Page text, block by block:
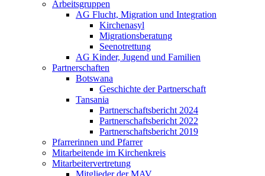
Arbeitsgruppen
AG Flucht, Migration und Integration
Kirchenasyl
Migrationsberatung
Seenotrettung
AG Kinder, Jugend und Familien
Partnerschaften
Botswana
Geschichte der Partnerschaft
Tansania
Partnerschaftsbericht 2024
Partnerschaftsbericht 2022
Partnerschaftsbericht 2019
Pfarrerinnen und Pfarrer
Mitarbeitende im Kirchenkreis
Mitarbeitervertretung
Mitglieder der MAV